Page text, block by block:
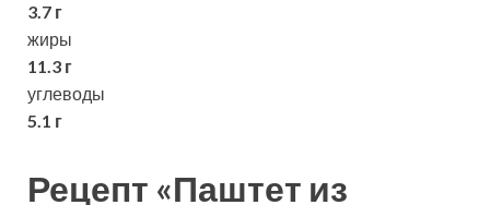
3.7 г
жиры
11.3 г
углеводы
5.1 г
Рецепт «Паштет из